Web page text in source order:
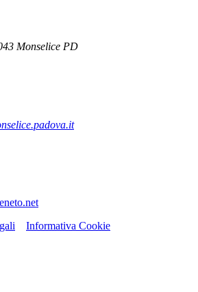
Monselice PD
Informativa Cookie